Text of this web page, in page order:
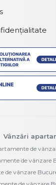
Vânzări
de
de vânzare
de vânzare